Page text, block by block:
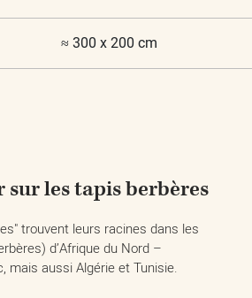
≈ 300 x 200 cm
sur les tapis berbères
trouvent leurs racines dans les
d’Afrique du Nord –
mais aussi Algérie et Tunisie.